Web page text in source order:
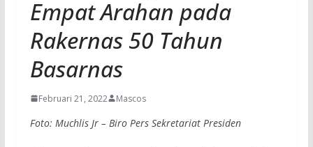
Empat Arahan pada
Rakernas 50 Tahun
Basarnas
Februari 21, 2022 Mascos
Foto: Muchlis Jr – Biro Pers Sekretariat Presiden